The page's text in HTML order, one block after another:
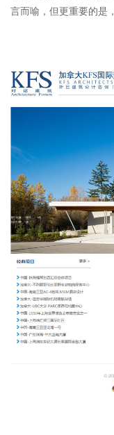
言而喻，但更重要的是